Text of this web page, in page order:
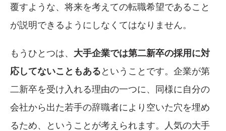
覆すような、将来を考えての転職希望であること
が説明できるようにしなくてはなりません。
もうひとつは、 大手企業では第二新卒の採用に対
応してないこともあるということです。企業が第
二新卒を受け入れる理由の一つに、同様に自分の
会社から出た若手の辞職者により空いた穴を埋め
るため、ということが考えられます。人気の大手